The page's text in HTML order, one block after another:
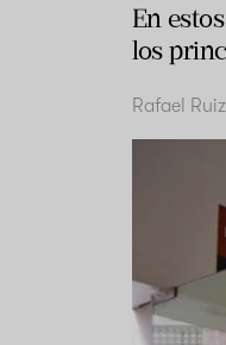
En
los
Rafael